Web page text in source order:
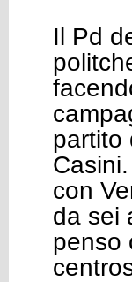
Il Pd
partito
con
da sei
penso